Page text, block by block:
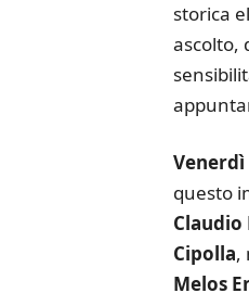
storica
ascolto,
questo
Claudio
Cipolla,
Melos